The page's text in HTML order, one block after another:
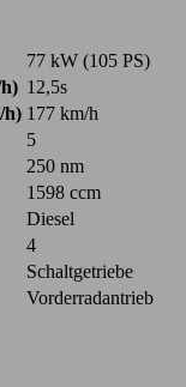
77 kW (105 PS)
12,5s
h) 177 km/h
5
250 nm
1598 ccm
Diesel
4
Schaltgetriebe
Vorderradantrieb